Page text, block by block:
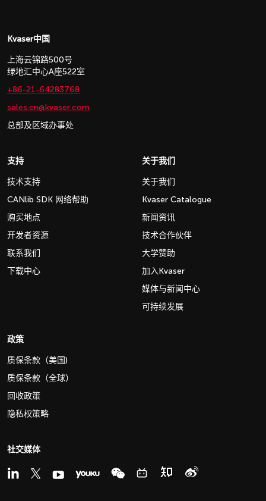
Kvaser中国
上海云锦路500号
绿地汇中心A座522室
+86-21-64283768
sales.cn@kvaser.com
总部及区域办事处
支持
技术支持
CANlib SDK 网络帮助
购买地点
开发者资源
联系我们
下载中心
关于我们
关于我们
Kvaser Catalogue
新闻资讯
技术合作伙伴
大学赞助
加入Kvaser
媒体与新闻中心
可持续发展
政策
质保条款（美国)
质保条款（全球）
回收政策
隐私权策略
社交媒体